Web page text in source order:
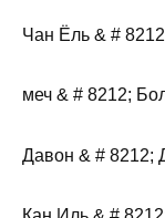
Чан Ёль & #
меч & # 8212;
Давон & # 8212;